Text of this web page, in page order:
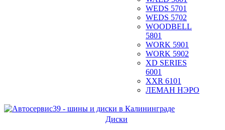
WEDS 5701
WEDS 5702
WOODBELL
5801
WORK 5901
WORK 5902
XD SERIES
6001
XXR 6101
ЛЕМАН НЭРО
Диски